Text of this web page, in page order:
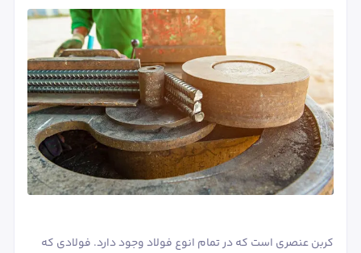
کربن عنصری است که در تمام انوع فولاد وجود دارد. فولادی که